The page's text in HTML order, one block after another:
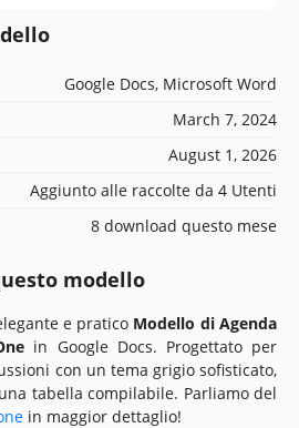
Google Docs, Microsoft Word
March 7, 2024
August 1, 2026
Aggiunto alle raccolte da 4 Utenti
8 download questo mese
modello
e pratico Modello di Agenda
in Google Docs. Progettato per
con un tema grigio sofisticato,
tabella compilabile. Parliamo del
in maggior dettaglio!